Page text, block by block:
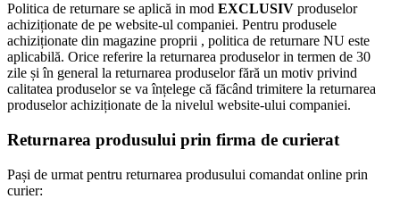
Politica de returnare se aplică in mod EXCLUSIV produselor
achiziționate de pe website-ul companiei. Pentru produsele
achiziționate din magazine proprii , politica de returnare NU este
aplicabilă. Orice referire la returnarea produselor in termen de 30
zile și în general la returnarea produselor fără un motiv privind
calitatea produselor se va înțelege că făcând trimitere la returnarea
produselor achiziționate de la nivelul website-ului companiei.
Returnarea produsului prin firma de curierat
Pași de urmat pentru returnarea produsului comandat online prin
curier: